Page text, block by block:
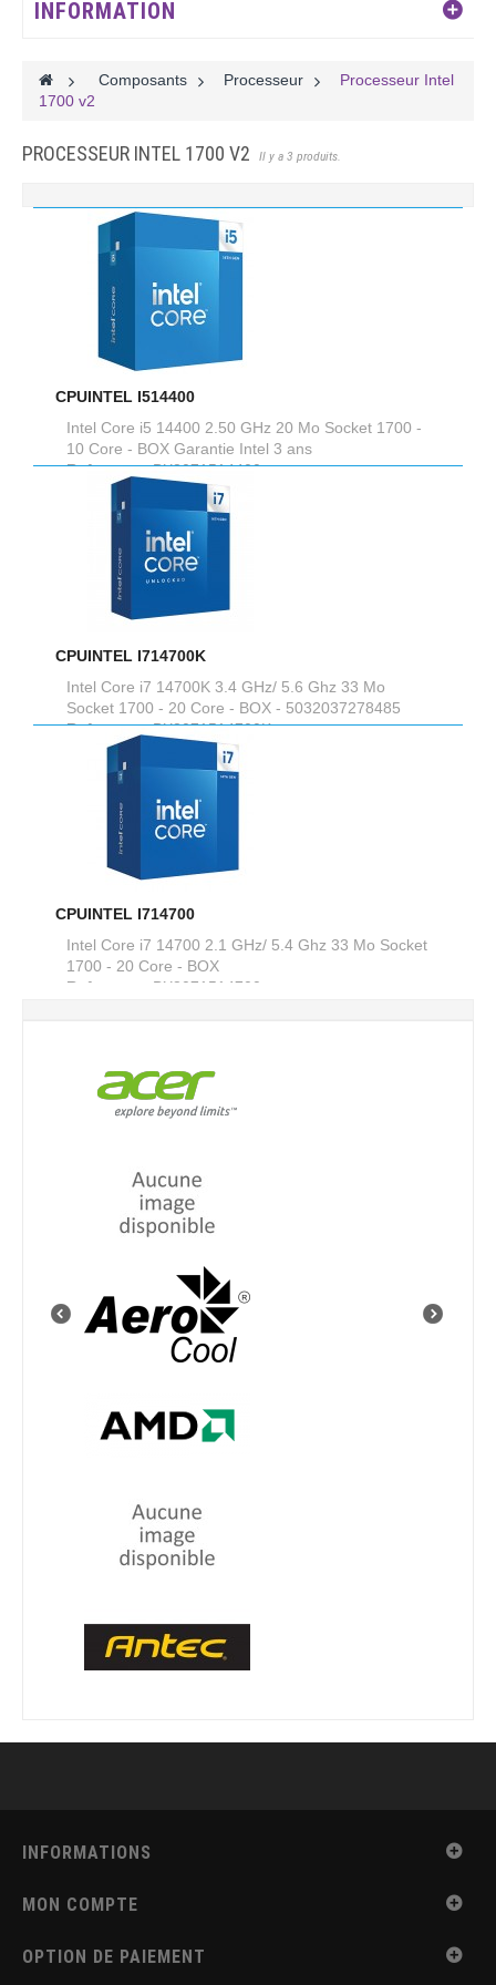
INFORMATION
> Composants > Processeur >
Processeur Intel
1700 v2
PROCESSEUR INTEL 1700 V2 Il y a 3 produits.
CPUINTEL I514400
Intel Core i5 14400 2.50 GHz 20 Mo Socket 1700 -
10 Core - BOX Garantie Intel 3 ans
Reference :BX8071514400
CPUINTEL I714700K
Intel Core i7 14700K 3.4 GHz/ 5.6 Ghz 33 Mo
Socket 1700 - 20 Core - BOX - 5032037278485
Reference :BX8071514700K
CPUINTEL I714700
Intel Core i7 14700 2.1 GHz/ 5.4 Ghz 33 Mo Socket
1700 - 20 Core - BOX
Reference : BX8071514700
INFORMATIONS
MON COMPTE
OPTION DE PAIEMENT